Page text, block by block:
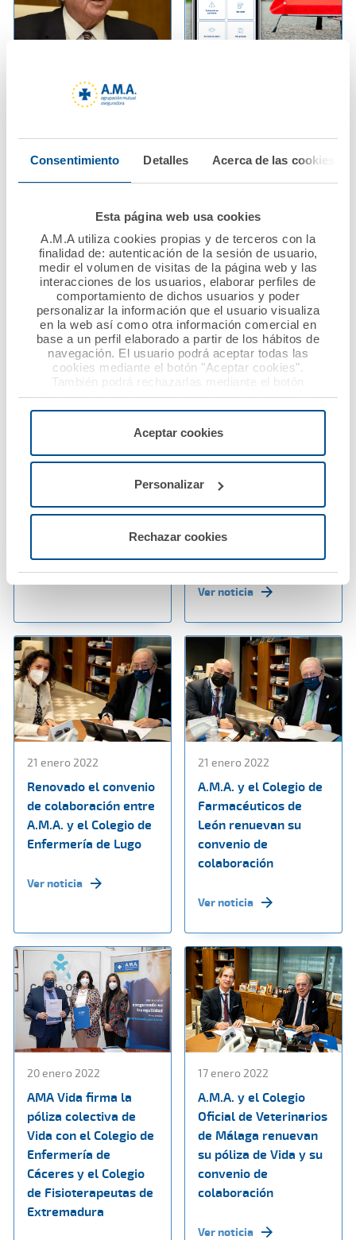
Consentimiento Detalles Acerca de las cookies
Esta página web usa cookies
A.M.A utiliza cookies propias y de terceros con la
finalidad de: autenticación de la sesión de usuario,
medir el volumen de visitas de la página web y las
interacciones de los usuarios, elaborar perfiles de
comportamiento de dichos usuarios y poder
personalizar la información que el usuario visualiza
en la web así como otra información comercial en
base a un perfil elaborado a partir de los hábitos de
navegación. El usuario podrá aceptar todas las
cookies mediante el botón "Aceptar cookies".
También podrá rechazarlas mediante el botón
"Rechazar", donde se rechazarán todas las cookies
menos las necesarias para permitir el acceso a los
configurarlas usando el botón “Personalizar".
Aceptar cookies
Personalizar
Rechazar cookies
AMA Vida firma
pólizas colectivas de
Lleida y Girona y con
el Colegio de
de Andalucía
Ver noticia
seguro de Autos
Los médicos sorianos
renuevan su convenio
A.M.A.
Ver noticia
24 enero 2022
A.M.A. amplía las
App con el servicio de
autocita para la
reparación de la luna
Ver noticia
21 enero 2022
Renovado el convenio
de colaboración entre
A.M.A. y el Colegio de
Enfermería de Lugo
Ver noticia
21 enero 2022
A.M.A. y el Colegio de
Farmacéuticos de
León renuevan su
convenio de
colaboración
Ver noticia
20 enero 2022
AMA Vida firma la
póliza colectiva de
Vida con el Colegio de
Enfermería de
Cáceres y el Colegio
de Fisioterapeutas de
Extremadura
17 enero 2022
A.M.A. y el Colegio
Oficial de Veterinarios
de Málaga renuevan
su póliza de Vida y su
convenio de
colaboración
Ver noticia